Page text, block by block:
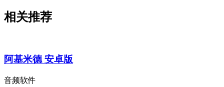
相关推荐
阿基米德 安卓版
音频软件